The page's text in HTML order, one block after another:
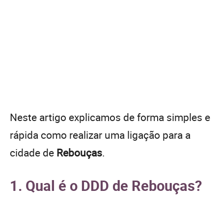
Neste artigo explicamos de forma simples e
rápida como realizar uma ligação para a
cidade de Rebouças.
1. Qual é o DDD de Rebouças?